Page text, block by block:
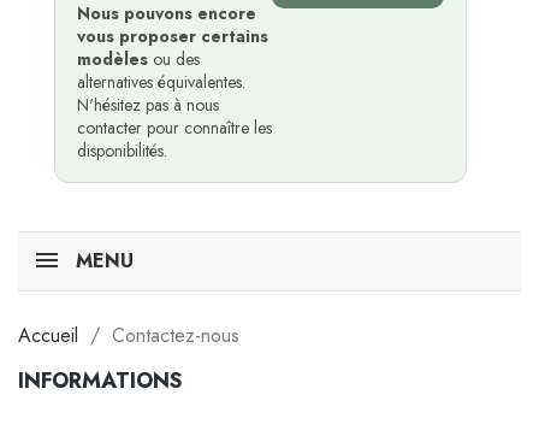
Nous pouvons encore
vous proposer certains
modèles ou des
alternatives équivalentes.
N'hésitez pas à nous
contacter pour connaître les
disponibilités.
MENU
Accueil Contactez-nous
INFORMATIONS